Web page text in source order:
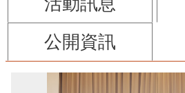
公開資訊